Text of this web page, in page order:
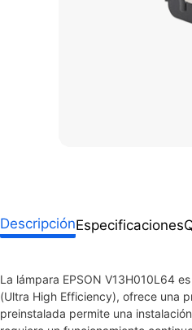
DescripciónEspecificaciones
La lámpara EPSON V13H010L64
(Ultra High Efficiency), ofrece una
preinstalada permite una